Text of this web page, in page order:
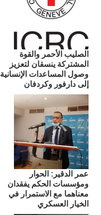
الصليب الأحمر والقوة
المشتركة ينسقان لتعزيز
وصول المساعدات الإنسانية
إلى دارفور وكردفان
عمر الدقير: الحوار
ومؤسسات الحكم يفقدان
معناهما مع الاستمرار في
الخيار العسكري